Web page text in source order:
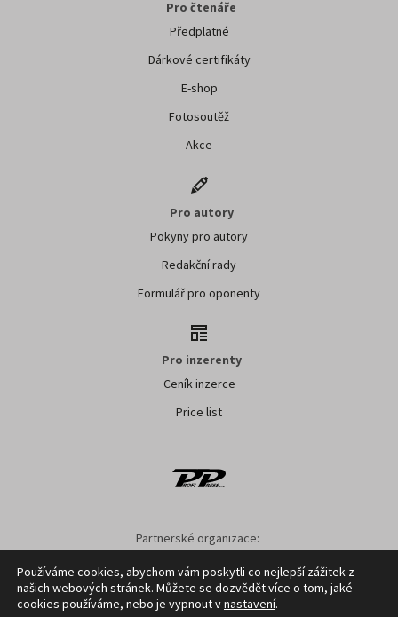
Pro čtenáře
Předplatné
Dárkové certifikáty
E-shop
Fotosoutěž
Akce
Pro autory
Pokyny pro autory
Redakční rady
Formulář pro oponenty
Pro inzerenty
Ceník inzerce
Price list
Partnerské organizace:
Nastavení cookies GDPR Facebook Kontakt
Používáme cookies, abychom vám poskytli co nejlepší zážitek z
našich webových stránek. Můžete se dozvědět více o tom, jaké
cookies používáme, nebo je vypnout vnastavení.